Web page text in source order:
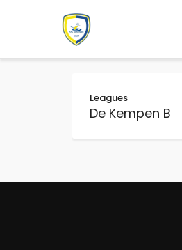
Nieuws
Leagues
De Kempen B